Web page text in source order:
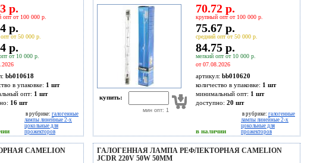
р.
опт от 100 000 р.
р.
от 50 000 р.
р.
от 10 000 р.
bb010618
в упаковке: 1 шт
опт: 1 шт
16 шт
в рубрике: галогенные
лампы линейные 2-х
цокольные для
прожекторов
купить:
мин опт: 1
70.72 р.
крупный опт от 100 000 р.
75.67 р.
средний опт от 50 000 р.
84.75 р.
мелкий опт от 10 000 р.
от 07.08.2026
артикул: bb010620
количество в упаковке: 1 шт
минимальный опт: 1 шт
доступно: 20 шт
в наличии
в рубрике: галогенные
лампы линейные 2-х
цокольные для
прожекторов
CAMELION
ГАЛОГЕННАЯ ЛАМПА РЕФЛЕКТОРНАЯ CAMELION
JCDR 220V 50W 50MM